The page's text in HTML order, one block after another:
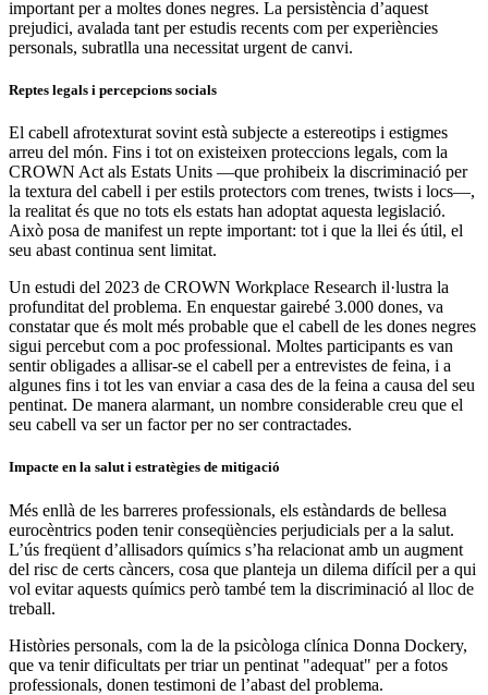
important per a moltes dones negres. La persistència d’aquest
prejudici, avalada tant per estudis recents com per experiències
personals, subratlla una necessitat urgent de canvi.
Reptes legals i percepcions socials
El cabell afrotexturat sovint està subjecte a estereotips i estigmes
arreu del món. Fins i tot on existeixen proteccions legals, com la
CROWN Act als Estats Units —que prohibeix la discriminació per
la textura del cabell i per estils protectors com trenes, twists i locs—,
la realitat és que no tots els estats han adoptat aquesta legislació.
Això posa de manifest un repte important: tot i que la llei és útil, el
seu abast continua sent limitat.
Un estudi del 2023 de CROWN Workplace Research il·lustra la
profunditat del problema. En enquestar gairebé 3.000 dones, va
constatar que és molt més probable que el cabell de les dones negres
sigui percebut com a poc professional. Moltes participants es van
sentir obligades a allisar-se el cabell per a entrevistes de feina, i a
algunes fins i tot les van enviar a casa des de la feina a causa del seu
pentinat. De manera alarmant, un nombre considerable creu que el
seu cabell va ser un factor per no ser contractades.
Impacte en la salut i estratègies de mitigació
Més enllà de les barreres professionals, els estàndards de bellesa
eurocèntrics poden tenir conseqüències perjudicials per a la salut.
L’ús freqüent d’allisadors químics s’ha relacionat amb un augment
del risc de certs càncers, cosa que planteja un dilema difícil per a qui
vol evitar aquests químics però també tem la discriminació al lloc de
treball.
Històries personals, com la de la psicòloga clínica Donna Dockery,
que va tenir dificultats per triar un pentinat "adequat" per a fotos
professionals, donen testimoni de l’abast del problema.